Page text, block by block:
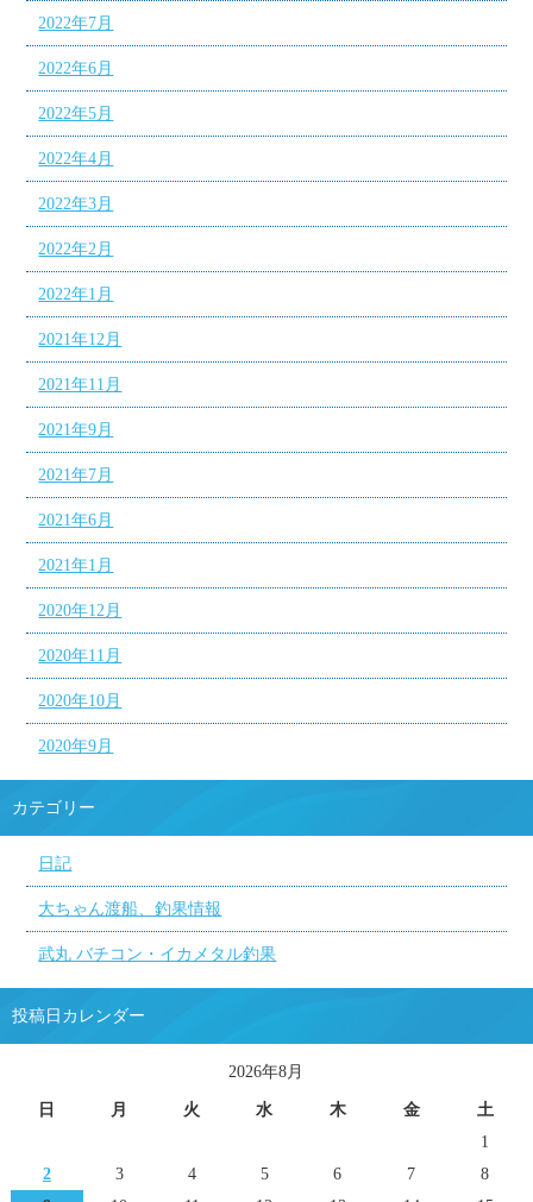
2022年7月
2022年6月
2022年5月
2022年4月
2022年3月
2022年2月
2022年1月
2021年12月
2021年11月
2021年9月
2021年7月
2021年6月
2021年1月
2020年12月
2020年11月
2020年10月
2020年9月
カテゴリー
日記
大ちゃん渡船、釣果情報
武丸 バチコン・イカメタル釣果
投稿日カレンダー
2026年8月
日 月 火 水 木 金
土
1
2
3 4 5 6 7
8